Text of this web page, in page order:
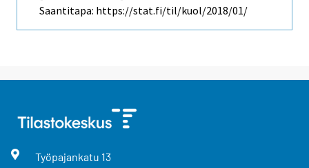
Saantitapa: https://stat.fi/til/kuol/2018/01/
Työpajankatu 13